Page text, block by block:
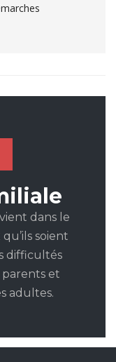
dans le
soient
difficultés
et
adultes.